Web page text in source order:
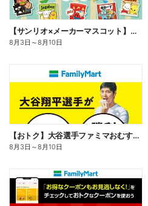
【サンリオ×メーカーマスコット】オリジナルグッズ貰える!
8月3日 ～8月10日
【おトク】大谷選手ファミマおむすび割
8月3日 ～8月10日